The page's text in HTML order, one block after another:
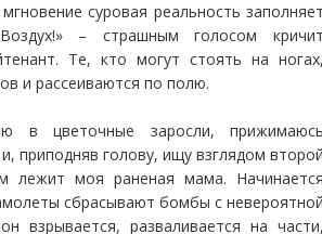
суровая реальность
– страшным голосом
Те, кто могут стоять на
и рассеиваются по полю.
в цветочные заросли,
приподняв голову, ищу взглядом
лежит моя раненая мама.
сбрасывают бомбы с
взрывается, разваливается на